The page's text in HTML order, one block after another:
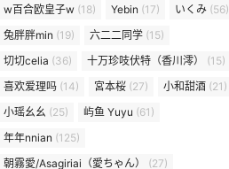
w百合欧皇子w (18) Yebin (17) いくみ (56)
兔胖胖min (19) 六二二同学 (15)
切切celia (36) 十万珍吱伏特（香川澪）
(15)
喜欢爱理吗 (14) 宮本桜 (27) 小和甜酒 (21)
小瑶幺幺 (25) 屿鱼 Yuyu (61)
年年nnian (125)
朝霧愛/Asagiriai（愛ちゃん）
(27)